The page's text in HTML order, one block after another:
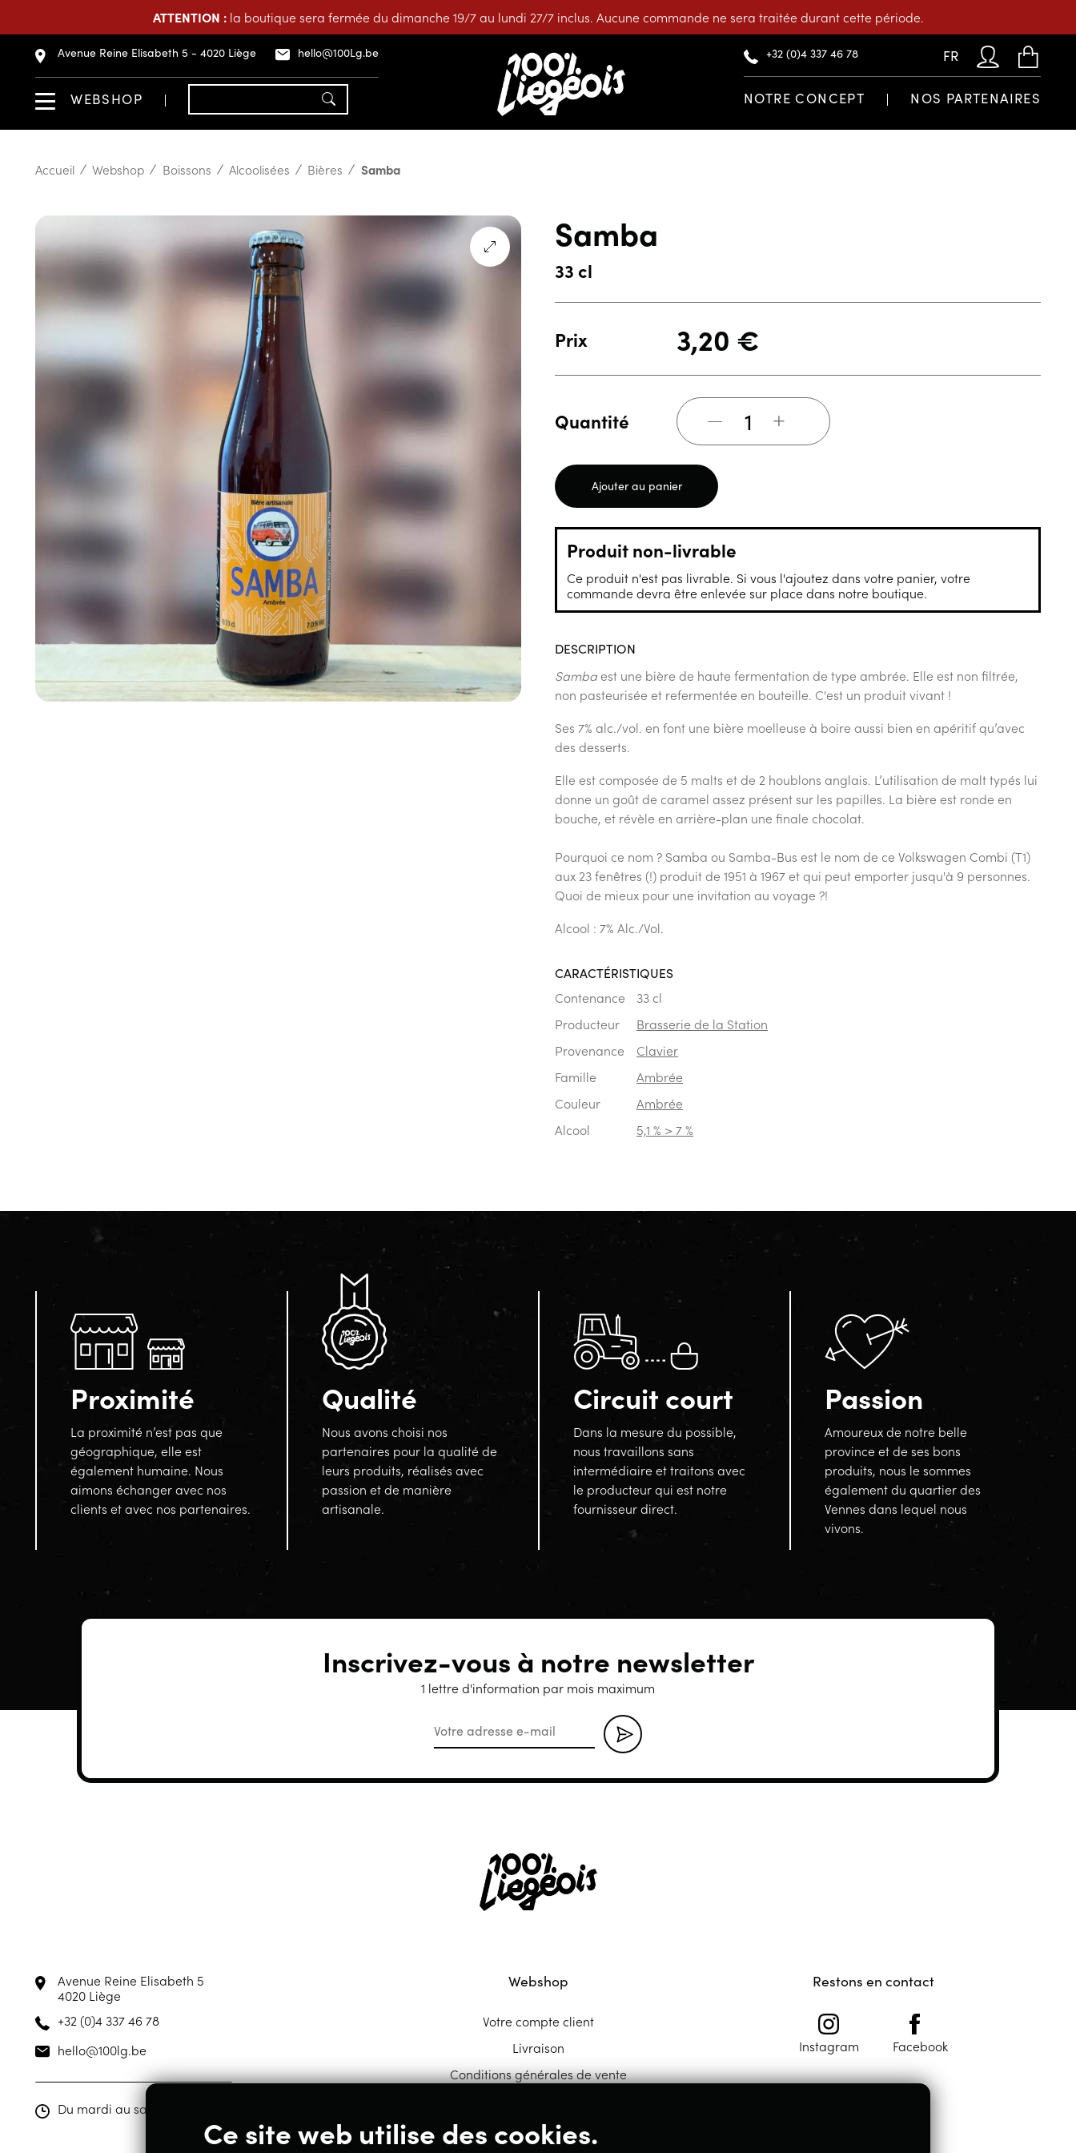
ATTENTION :la boutique sera fermée du dimanche 19/7 au lundi 27/7 inclus. Aucune commande ne sera traitée durant cette période.
Avenue Reine Elisabeth 5 - 4020 Liège hello@100Lg.be
WEBSHOP
+32 (0)4 337 46 78 FR
NOTRE CONCEPT NOS PARTENAIRES
Accueil Webshop Boissons Alcoolisées Bières Samba
Samba
33 cl
Prix 3,20 €
Quantité +
Ajouter au panier
Produit non-livrable
Ce produit n'est pas livrable. Si vous l'ajoutez dans votre panier, votre
commande devra être enlevée sur place dans notre boutique.
DESCRIPTION
Sambaest une bière de haute fermentation de type ambrée. Elle est non filtrée,
non pasteurisée et refermentée en bouteille. ​C'est un produit vivant !
Ses 7% alc./vol. en font une bière moelleuse à boire aussi bien en apéritif qu’avec
des desserts.
Elle est composée de 5 malts et de 2 houblons anglais. L’utilisation de malt typés lui
donne un goût de caramel assez présent sur les papilles. La bière est ronde en
bouche, et révèle en arrière-plan une finale chocolat.
Pourquoi ce nom ? Samba ou Samba-Bus est le nom de ce Volkswagen Combi (T1)
aux 23 fenêtres (!) produit de 1951 à 1967 et qui peut emporter jusqu'à 9 personnes.
Quoi de mieux pour une invitation au voyage ?!
Alcool : 7% Alc./Vol.
CARACTÉRISTIQUES
Contenance
33 cl
Producteur
Brasserie de la Station
Provenance
Clavier
Famille
Ambrée
Couleur
Ambrée
Alcool
5,1 % > 7 %
Proximité
La proximité n’est pas que
géographique, elle est
également humaine. Nous
aimons échanger avec nos
clients et avec nos partenaires.
Qualité
Nous avons choisi nos
partenaires pour la qualité de
leurs produits, réalisés avec
passion et de manière
artisanale.
Circuit court
Dans la mesure du possible,
nous travaillons sans
intermédiaire et traitons avec
le producteur qui est notre
fournisseur direct.
Passion
Amoureux de notre belle
province et de ses bons
produits, nous le sommes
également du quartier des
Vennes dans lequel nous
vivons.
Inscrivez-vous à notre newsletter
1 lettre d'information par mois maximum
Avenue Reine Elisabeth 5
4020 Liège
+32 (0)4 337 46 78
hello@100lg.be
Du mardi au samedi de 10h00 à 19h00
Webshop
Votre compte client
Livraison
Conditions générales de vente
Restons en contact
Instagram Facebook
Ce site web utilise des cookies.